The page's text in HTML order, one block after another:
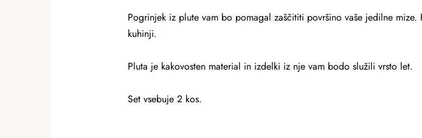
Pogrinjek iz plute vam bo pomagal zaščititi površino vaše jedilne
kuhinji.
Pluta je kakovosten material in izdelki iz nje vam bodo služili vrsto let.
Set vsebuje 2 kos.